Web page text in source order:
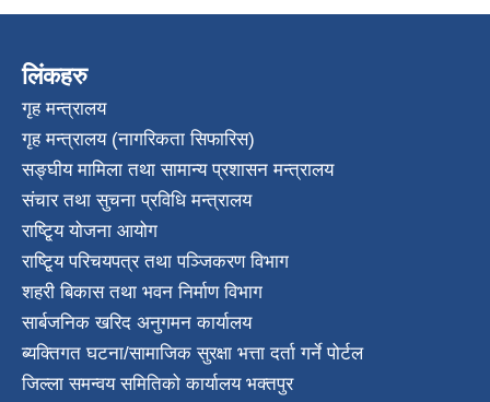
लिंकहरु
गृह मन्त्रालय
गृह मन्त्रालय (नागरिकता सिफारिस)
सङ्घीय मामिला तथा सामान्य प्रशासन मन्त्रालय
संचार तथा सुचना प्रविधि मन्त्रालय
राष्टि्ृय योजना आयोग
राष्टि्ृय परिचयपत्र तथा पञ्जिकरण विभाग
शहरी बिकास तथा भवन निर्माण विभाग
सार्बजनिक खरिद अनुगमन कार्यालय
ब्यक्तिगत घटना/सामाजिक सुरक्षा भत्ता दर्ता गर्ने पोर्टल
जिल्ला समन्वय समितिको कार्यालय भक्तपुर